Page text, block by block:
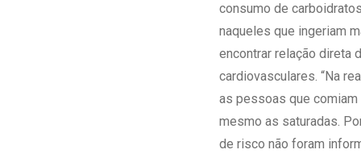
consumo de
naqueles que ingeriam
encontrar relação direta
cardiovasculares. “Na
as pessoas que
mesmo as saturadas.
de risco não foram